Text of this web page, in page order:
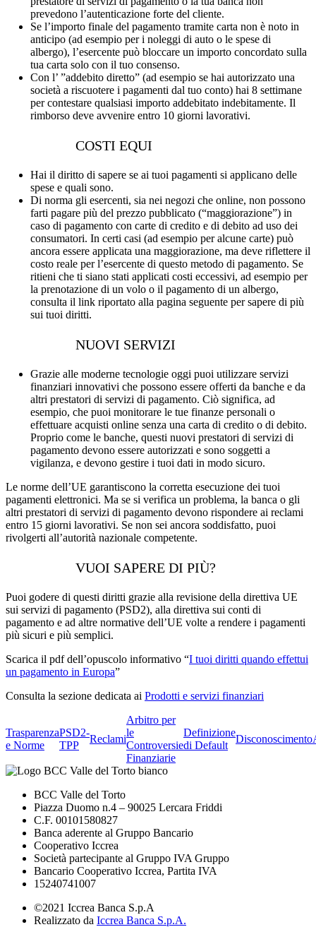
prevedono l’autenticazione forte del cliente.
Se l’importo finale del pagamento tramite carta non è noto in
anticipo (ad esempio per i noleggi di auto o le spese di
albergo), l’esercente può bloccare un importo concordato sulla
tua carta solo con il tuo consenso.
Con l’ ”addebito diretto” (ad esempio se hai autorizzato una
società a riscuotere i pagamenti dal tuo conto) hai 8 settimane
per contestare qualsiasi importo addebitato indebitamente. Il
rimborso deve avvenire entro 10 giorni lavorativi.
COSTI EQUI
Hai il diritto di sapere se ai tuoi pagamenti si applicano delle
spese e quali sono.
Di norma gli esercenti, sia nei negozi che online, non possono
farti pagare più del prezzo pubblicato (“maggiorazione”) in
caso di pagamento con carte di credito e di debito ad uso dei
consumatori. In certi casi (ad esempio per alcune carte) può
ancora essere applicata una maggiorazione, ma deve riflettere il
costo reale per l’esercente di questo metodo di pagamento. Se
ritieni che ti siano stati applicati costi eccessivi, ad esempio per
la prenotazione di un volo o il pagamento di un albergo,
consulta il link riportato alla pagina seguente per sapere di più
sui tuoi diritti.
NUOVI SERVIZI
Grazie alle moderne tecnologie oggi puoi utilizzare servizi
finanziari innovativi che possono essere offerti da banche e da
altri prestatori di servizi di pagamento. Ciò significa, ad
esempio, che puoi monitorare le tue finanze personali o
effettuare acquisti online senza una carta di credito o di debito.
Proprio come le banche, questi nuovi prestatori di servizi di
pagamento devono essere autorizzati e sono soggetti a
vigilanza, e devono gestire i tuoi dati in modo sicuro.
Le norme dell’UE garantiscono la corretta esecuzione dei tuoi
pagamenti elettronici. Ma se si verifica un problema, la banca o gli
altri prestatori di servizi di pagamento devono rispondere ai reclami
entro 15 giorni lavorativi. Se non sei ancora soddisfatto, puoi
rivolgerti all’autorità nazionale competente.
VUOI SAPERE DI PIÙ?
Puoi godere di questi diritti grazie alla revisione della direttiva UE
sui servizi di pagamento (PSD2), alla direttiva sui conti di
pagamento e ad altre normative dell’UE volte a rendere i pagamenti
più sicuri e più semplici.
Scarica il pdf dell’opuscolo informativo “I tuoi diritti quando effettui
un pagamento in Europa”
Consulta la sezione dedicata ai Prodotti e servizi finanziari
Trasparenza
e Norme
PSD2-
TPP
Reclami
Arbitro per
le
Controversie
Finanziarie
Definizione
di Default
Disconoscimento
BCC Valle del Torto
Piazza Duomo n.4 – 90025 Lercara Friddi
C.F. 00101580827
Banca aderente al Gruppo Bancario
Cooperativo Iccrea
Società partecipante al Gruppo IVA Gruppo
Bancario Cooperativo Iccrea, Partita IVA
15240741007
©2021 Iccrea Banca S.p.A
Realizzato da Iccrea Banca S.p.A.